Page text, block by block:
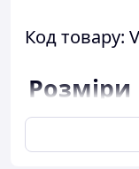
Код товару:
Розміри